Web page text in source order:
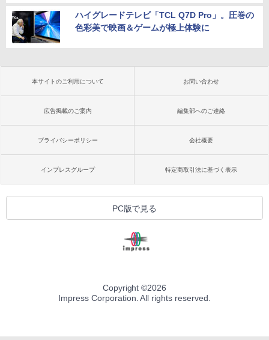
ハイグレードテレビ「TCL Q7D Pro」。圧巻の
色彩美で映画＆ゲームが極上体験に
本サイトのご利用について お問い合わせ
広告掲載のご案内 編集部へのご連絡
プライバシーポリシー 会社概要
インプレスグループ 特定商取引法に基づく表示
PC版で見る
Copyright ©2026
Impress Corporation. All rights reserved.